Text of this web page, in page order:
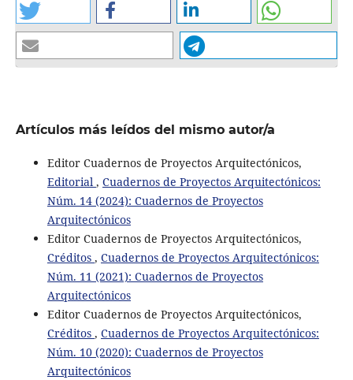
Artículos más leídos del mismo autor/a
Editor Cuadernos de Proyectos Arquitectónicos,
Editorial , Cuadernos de Proyectos Arquitectónicos:
Núm. 14 (2024): Cuadernos de Proyectos
Arquitectónicos
Editor Cuadernos de Proyectos Arquitectónicos,
Créditos , Cuadernos de Proyectos Arquitectónicos:
Núm. 11 (2021): Cuadernos de Proyectos
Arquitectónicos
Editor Cuadernos de Proyectos Arquitectónicos,
Créditos , Cuadernos de Proyectos Arquitectónicos:
Núm. 10 (2020): Cuadernos de Proyectos
Arquitectónicos